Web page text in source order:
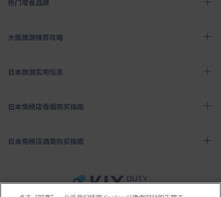
热门零食品牌
大阪旅游推荐攻略
日本旅游实用信息
日本免税店香烟购买指南
日本免税店酒类购买指南